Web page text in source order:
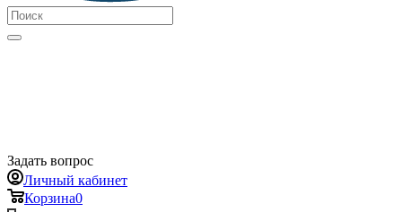
Задать вопрос
Личный кабинет
Корзина0